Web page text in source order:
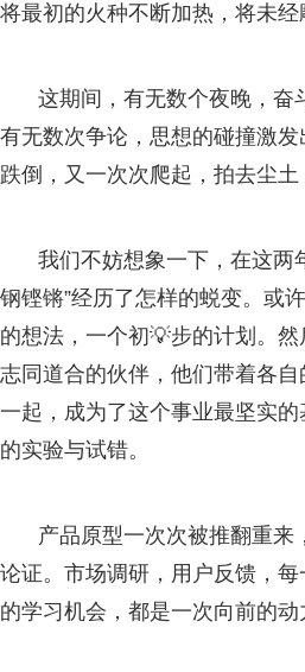
将最初的火种不断加热，将未经
这期间，有无数个夜晚，奋
有无数次争论，思想的碰撞激
跌倒，又一次次爬起，拍去尘土
我们不妨想象一下，在这两
钢铿锵”经历了怎样的蜕变。或
的想法，一个初💡步的计划。
志同道合的伙伴，他们带着各
一起，成为了这个事业最坚实
的实验与试错。
产品原型一次次被推翻重来
论证。市场调研，用户反馈，
的学习机会，都是一次向前的动